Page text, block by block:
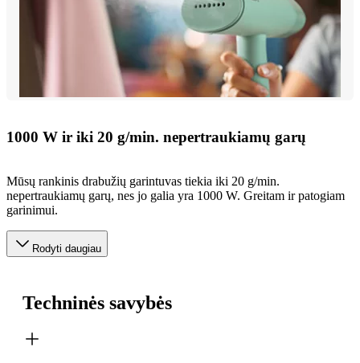
1000 W ir iki 20 g/min. nepertraukiamų garų
Mūsų rankinis drabužių garintuvas tiekia iki 20 g/min.
nepertraukiamų garų, nes jo galia yra 1000 W. Greitam ir patogiam
garinimui.
Rodyti daugiau
Techninės savybės